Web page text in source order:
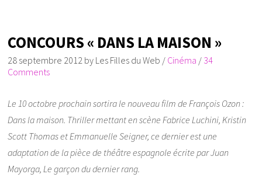
CONCOURS « DANS LA MAISON »
28 septembre 2012 by Les Filles du Web / Cinéma / 34
Comments
Le 10 octobre prochain sortira le nouveau film de François Ozon :
Dans la maison. Thriller mettant en scène Fabrice Luchini, Kristin
Scott Thomas et Emmanuelle Seigner, ce dernier est une
adaptation de la pièce de théâtre espagnole écrite par Juan
Mayorga, Le garçon du dernier rang.